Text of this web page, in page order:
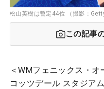
松山英樹は暫定44位 （撮影：
この記事
＜WMフェニックス・
コッツデール スタジア